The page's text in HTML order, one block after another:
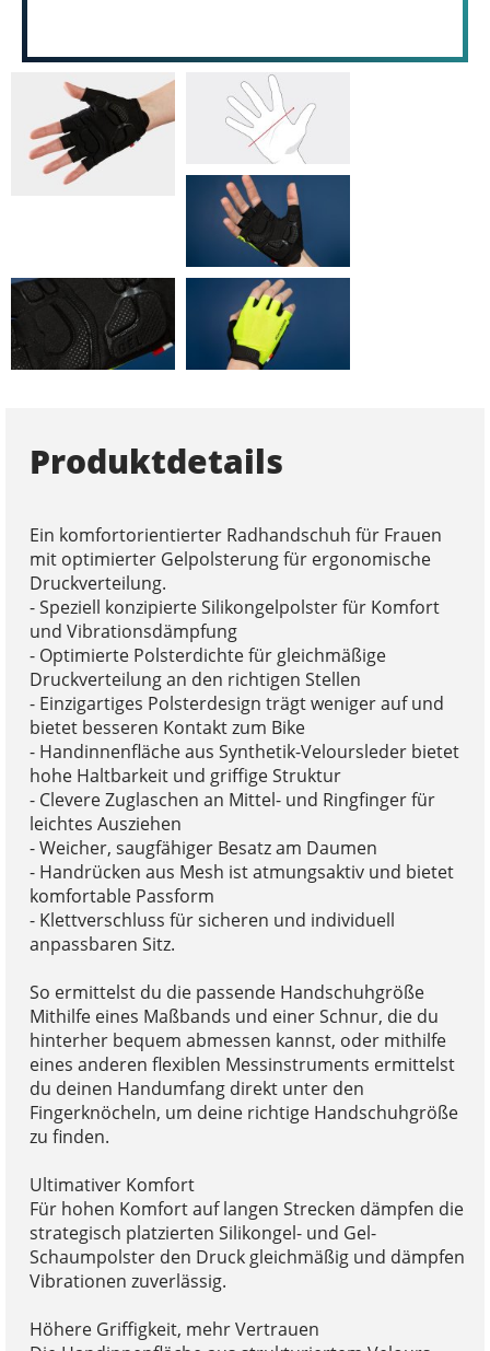
Produktdetails
Ein komfortorientierter Radhandschuh für Frauen
mit optimierter Gelpolsterung für ergonomische
Druckverteilung.
- Speziell konzipierte Silikongelpolster für Komfort
und Vibrationsdämpfung
- Optimierte Polsterdichte für gleichmäßige
Druckverteilung an den richtigen Stellen
- Einzigartiges Polsterdesign trägt weniger auf und
bietet besseren Kontakt zum Bike
- Handinnenfläche aus Synthetik-Veloursleder bietet
hohe Haltbarkeit und griffige Struktur
- Clevere Zuglaschen an Mittel- und Ringfinger für
leichtes Ausziehen
- Weicher, saugfähiger Besatz am Daumen
- Handrücken aus Mesh ist atmungsaktiv und bietet
komfortable Passform
- Klettverschluss für sicheren und individuell
anpassbaren Sitz.
So ermittelst du die passende Handschuhgröße
Mithilfe eines Maßbands und einer Schnur, die du
hinterher bequem abmessen kannst, oder mithilfe
eines anderen flexiblen Messinstruments ermittelst
du deinen Handumfang direkt unter den
Fingerknöcheln, um deine richtige Handschuhgröße
zu finden.
Ultimativer Komfort
Für hohen Komfort auf langen Strecken dämpfen die
strategisch platzierten Silikongel- und Gel-
Schaumpolster den Druck gleichmäßig und dämpfen
Vibrationen zuverlässig.
Höhere Griffigkeit, mehr Vertrauen